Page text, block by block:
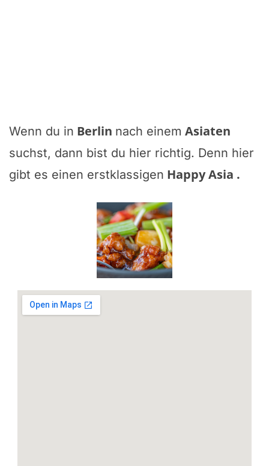
Wenn du in Berlin nach einem Asiaten
suchst, dann bist du hier richtig. Denn hier
gibt es einen erstklassigen Happy Asia .